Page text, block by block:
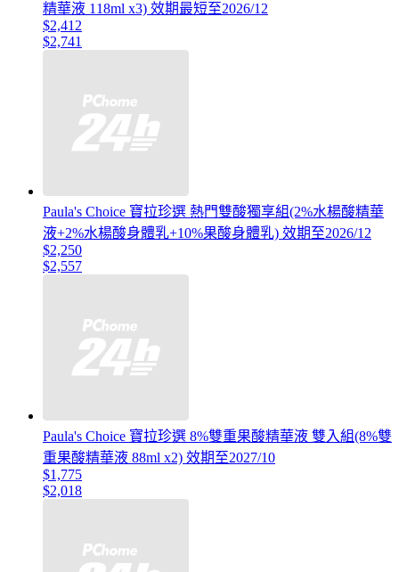
精華液 118ml x3) 效期最短至2026/12
$2,412
$2,741
Paula's Choice 寶拉珍選 熱門雙酸獨享組(2%水楊酸精華
液+2%水楊酸身體乳+10%果酸身體乳) 效期至2026/12
$2,250
$2,557
Paula's Choice 寶拉珍選 8%雙重果酸精華液 雙入組(8%雙
重果酸精華液 88ml x2) 效期至2027/10
$1,775
$2,018